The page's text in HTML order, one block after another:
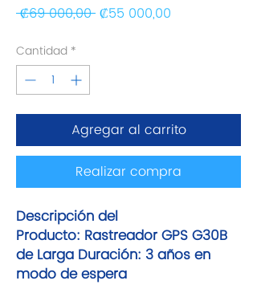
₡69 000,00 Precio
₡55 000,00
Cantidad *
Agregar al carrito
Realizar compra
Descripción del
Producto: Rastreador GPS G30B
de Larga Duración: 3 años en
modo de espera